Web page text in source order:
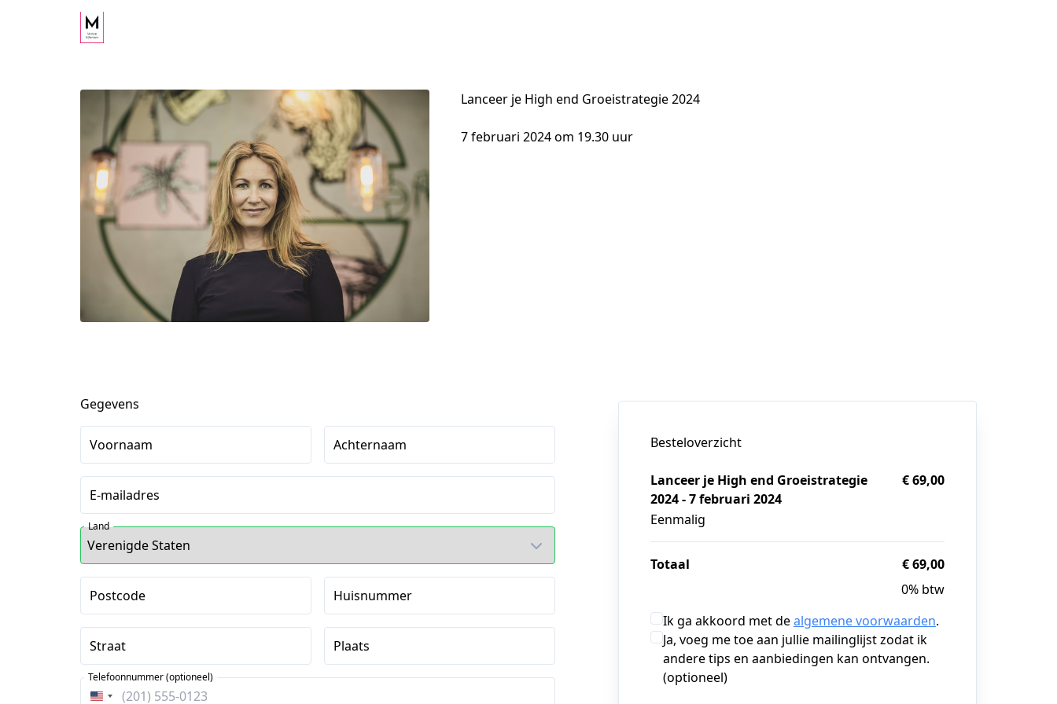
Lanceer je High end Groeistrategie 2024
7 februari 2024 om 19.30 uur
Gegevens
Voornaam Achternaam
E-mailadres
Land
Postcode Huisnummer
Straat Plaats
Telefoonnummer (optioneel)
Besteloverzicht
Lanceer je High end Groeistrategie
2024 - 7 februari 2024
Eenmalig
€ 69,00
Totaal
€ 69,00
0% btw
Ik ga akkoord met dealgemene voorwaarden.
Ja, voeg me toe aan jullie mailinglijst zodat ik
andere tips en aanbiedingen kan ontvangen.
(optioneel)